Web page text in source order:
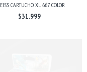
CARTUCHO XL 667 COLOR
$31.999